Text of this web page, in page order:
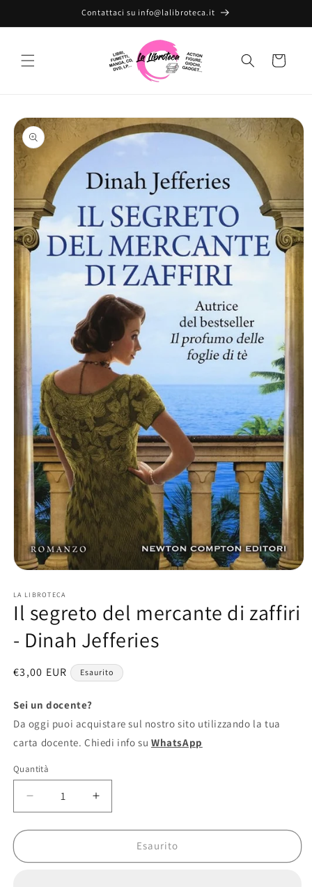
ai contenuti
Contattaci su info@lalibroteca.it
Carrello
Passa alle
informazioni
sul prodotto
multimediali
1
modale
LA LIBROTECA
Il segreto del mercante di zaffiri
- Dinah Jefferies
Prezzo
listino
€3,00 EUR Esaurito
Sei un docente?
Da oggi puoi acquistare sul nostro sito utilizzando la tua
carta docente. Chiedi info suWhatsApp
Quantità
Diminuisci
quantità
per
segreto
Aumenta
quantità
per
segreto
Esaurito